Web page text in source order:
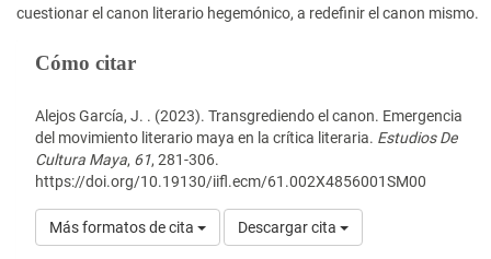
cuestionar el canon literario hegemónico, a redefinir el canon mismo.
Detalles
artículo
Cómo citar
Alejos García, J. . (2023). Transgrediendo el canon. Emergencia
del movimiento literario maya en la crítica literaria. Estudios De
Cultura Maya, 61, 281-306.
https://doi.org/10.19130/iifl.ecm/61.002X4856001SM00
Más formatos de cita Descargar cita